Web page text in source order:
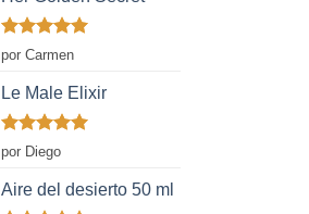
Valorado
con
por Carmen
Le Male Elixir
Valorado
con
de 5
por Diego
Aire del desierto 50 ml